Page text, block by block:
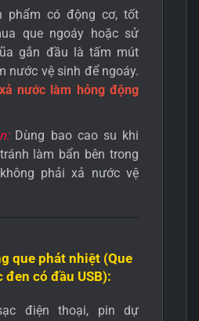
phẩm có động cơ, tốt
que ngoáy hoặc sử
gắn đầu là tấm mút
nước vệ sinh để ngoáy.
nước làm hỏng động
Dùng bao cao su khi
làm bẩn bên trong
phải xả nước vệ
que phát nhiệt (Que
đen có đầu USB):
điện thoại, pin dự